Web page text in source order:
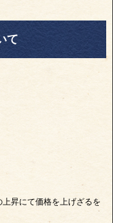
て
昇にて価格を上げざるを